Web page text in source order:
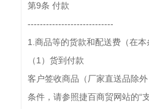
第9条 付款
----------------------------
1.商品等的货款和配送费（在
（1）货到付款
客户签收商品（厂家直送品除
条件，请参照捷百商贸网站的“